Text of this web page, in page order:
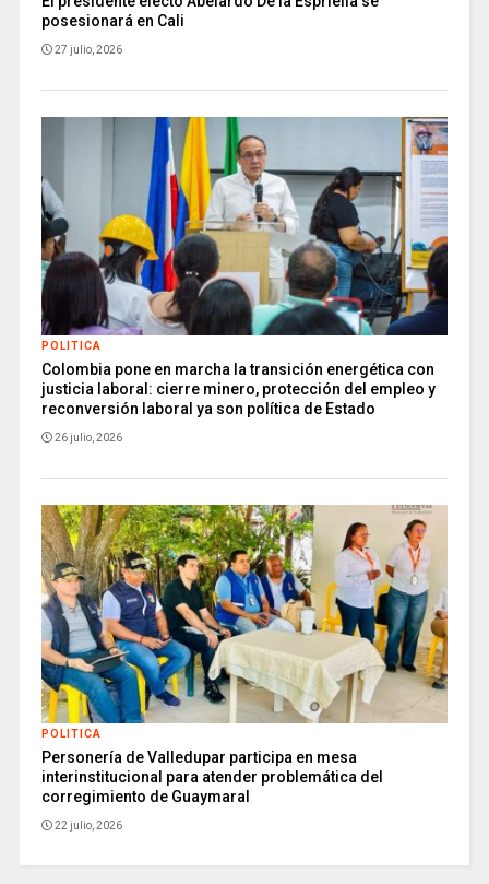
posesionará en Cali
27 julio, 2026
POLITICA
Colombia pone en marcha la transición energética con
justicia laboral: cierre minero, protección del empleo y
reconversión laboral ya son política de Estado
26 julio, 2026
POLITICA
Personería de Valledupar participa en mesa
interinstitucional para atender problemática del
corregimiento de Guaymaral
22 julio, 2026